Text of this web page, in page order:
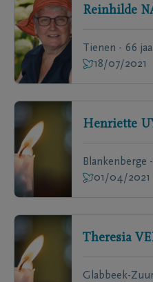
Reinhilde
Tienen - 66
18/07/2021
Henriette
Blankenberge
01/04/2021
Theresia
Glabbeek-